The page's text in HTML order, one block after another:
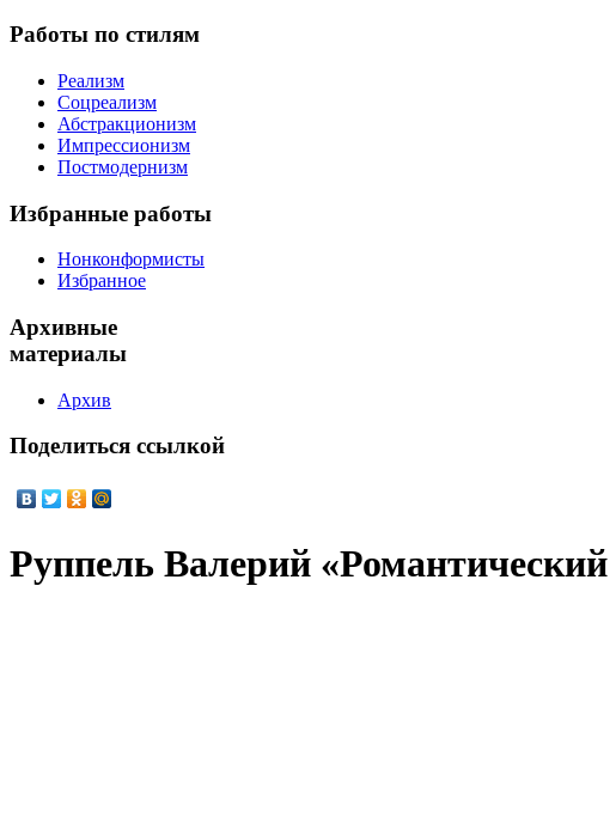
Работы по стилям
Реализм
Соцреализм
Абстракционизм
Импрессионизм
Постмодернизм
Избранные работы
Нонконформисты
Избранное
Архивные
материалы
Архив
Поделиться ссылкой
Руппель Валерий